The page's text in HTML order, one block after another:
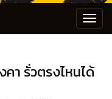
า รั่วตรงไหนได้